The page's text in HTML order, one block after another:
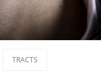
TRACTS